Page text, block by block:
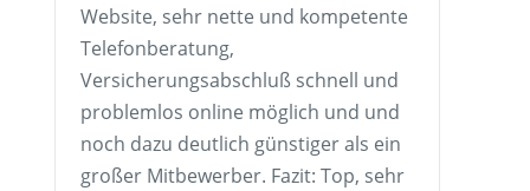
Website, sehr nette und kompetente
Telefonberatung,
Versicherungsabschluß schnell und
problemlos online möglich und und
noch dazu deutlich günstiger als ein
großer Mitbewerber. Fazit: Top, sehr